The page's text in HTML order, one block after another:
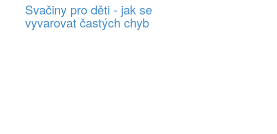
Svačiny pro děti - jak se
vyvarovat častých chyb